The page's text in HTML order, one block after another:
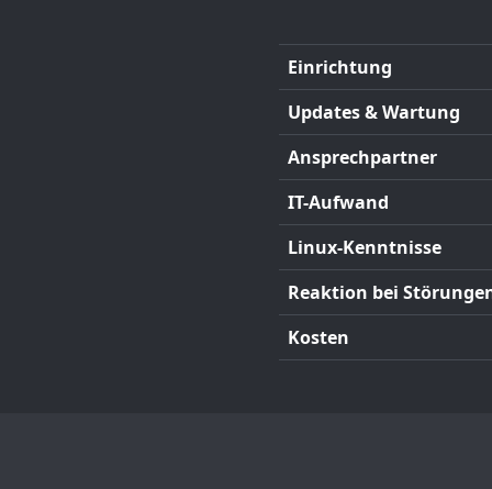
Einrichtung
Updates & Wartung
Ansprechpartner
IT-Aufwand
Linux-Kenntnisse
Reaktion bei
Kosten